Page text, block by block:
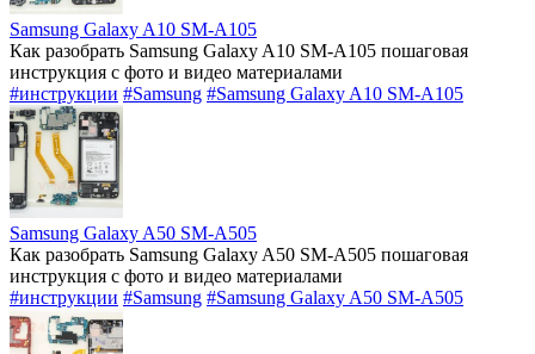
Samsung Galaxy A10 SM-A105
Как разобрать Samsung Galaxy A10 SM-A105 пошаговая
инструкция с фото и видео материалами
#инструкции #Samsung #Samsung Galaxy A10 SM-A105
Samsung Galaxy A50 SM-A505
Как разобрать Samsung Galaxy A50 SM-A505 пошаговая
инструкция с фото и видео материалами
#инструкции #Samsung #Samsung Galaxy A50 SM-A505